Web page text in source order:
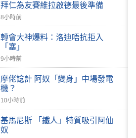
拜仁為友賽維拉啟德最後準備
8小時前
轉會大神爆料：洛迪唔抗拒入
「塞」
9小時前
摩佬諗計 阿奴「變身」中場發電
機？
10小時前
基馬尼斯 「鐵人」特質吸引阿仙
奴